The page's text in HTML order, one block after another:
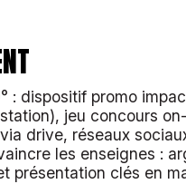
: dispositif promo
jeu concours
drive, réseaux
les enseignes :
présentation clés en